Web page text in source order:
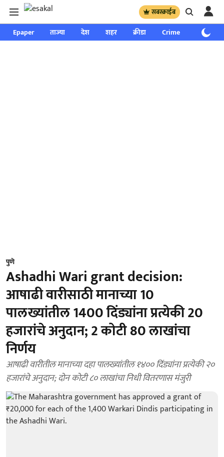
सबस्क्राईब
Epaper ताज्या देश शहर क्रीडा Crime साप्ताहिक
पुणे
Ashadhi Wari grant decision:
आषाढी वारीसाठी मानाच्या 10
पालख्यांतील 1400 दिंड्यांना प्रत्येकी 20
हजारांचे अनुदान; 2 कोटी 80 लाखांचा
निर्णय
आषाढी वारीतील मानाच्या दहा पालख्यांतील १४०० दिंड्यांना प्रत्येकी २०
हजारांचे अनुदान; दोन कोटी ८० लाखांचा निधी वितरणास मंजुरी